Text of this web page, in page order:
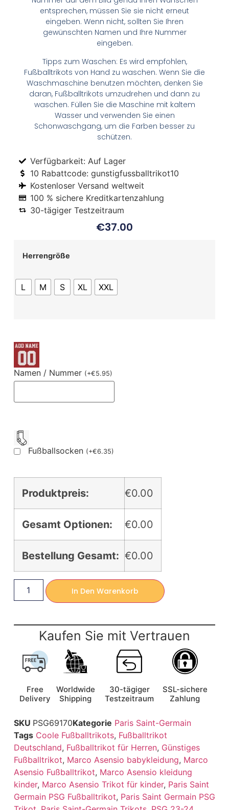
entsprechen, müssen Sie sie nicht erneut
eingeben. Wenn nicht, sollten Sie Ihren
gewünschten Namen und Ihre Nummer
eingeben.
Tipps zum Waschen: Es wird empfohlen,
Fußballtrikots von Hand zu waschen. Wenn Sie die
Waschmaschine benutzen möchten, denken Sie
daran, Fußballtrikots umzudrehen und dann zu
waschen. Füllen Sie die Maschine mit kaltem
Wasser und verwenden Sie einen
Schonwaschgang, um die Farben besser zu
schützen.
Verfügbarkeit: Auf Lager
10 Rabattcode: gunstigfussballtrikot10
Kostenloser Versand weltweit
100 % sichere Kreditkartenzahlung
30-tägiger Testzeitraum
€37.00
Herrengröße
L M S XL XXL
Namen / Nummer (+€5.95)
Fußballsocken (+€6.35)
Produktpreis: €0.00
Gesamt Optionen: €0.00
Bestellung Gesamt: €0.00
In Den Warenkorb
Kaufen Sie mit Vertrauen
Free
Delivery
Worldwide
Shipping
30-tägiger
Testzeitraum
SSL-sichere
Zahlung
SKU PSG69170Kategorie Paris Saint-Germain
Tags Coole Fußballtrikots, Fußballtrikot
Deutschland, Fußballtrikot für Herren, Günstiges
Fußballtrikot, Marco Asensio babykleidung, Marco
Asensio Fußballtrikot, Marco Asensio kleidung
kinder, Marco Asensio Trikot für kinder, Paris Saint
Germain PSG Fußballtrikot, Paris Saint Germain PSG